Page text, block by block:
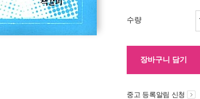
수량
장바구니 담기
중고 등록알림 신청